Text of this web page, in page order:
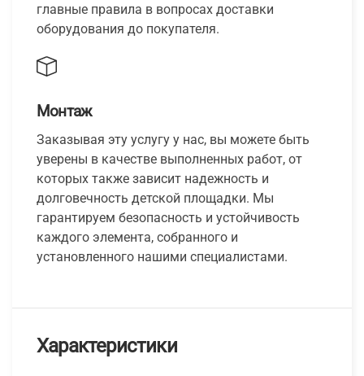
главные правила в вопросах доставки
оборудования до покупателя.
Монтаж
Заказывая эту услугу у нас, вы можете быть
уверены в качестве выполненных работ, от
которых также зависит надежность и
долговечность детской площадки. Мы
гарантируем безопасность и устойчивость
каждого элемента, собранного и
установленного нашими специалистами.
Характеристики